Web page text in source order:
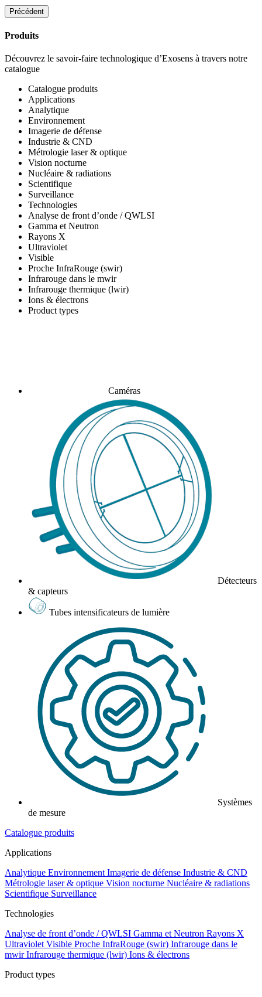
Précédent
Produits
Découvrez le savoir-faire technologique d’Exosens à travers notre
catalogue
Catalogue produits
Applications
Analytique
Environnement
Imagerie de défense
Industrie & CND
Métrologie laser & optique
Vision nocturne
Nucléaire & radiations
Scientifique
Surveillance
Technologies
Analyse de front d’onde / QWLSI
Gamma et Neutron
Rayons X
Ultraviolet
Visible
Proche InfraRouge (swir)
Infrarouge dans le mwir
Infrarouge thermique (lwir)
Ions & électrons
Product types
Caméras
Détecteurs
& capteurs
Tubes intensificateurs de lumière
Systèmes
de mesure
Catalogue produits
Applications
Analytique Environnement Imagerie de défense Industrie & CND
Métrologie laser & optique Vision nocturne Nucléaire & radiations
Scientifique Surveillance
Technologies
Analyse de front d’onde / QWLSI Gamma et Neutron Rayons X
Ultraviolet Visible Proche InfraRouge (swir) Infrarouge dans le
mwirInfrarouge thermique (lwir) Ions & électrons
Product types